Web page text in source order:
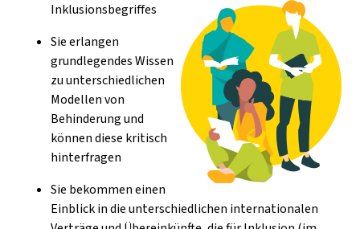
Inklusionsbegriffes
Sie erlangen
grundlegendes Wissen
zu unterschiedlichen
Modellen von
Behinderung und
können diese kritisch
hinterfragen
Sie bekommen einen
Einblick in die unterschiedlichen internationalen